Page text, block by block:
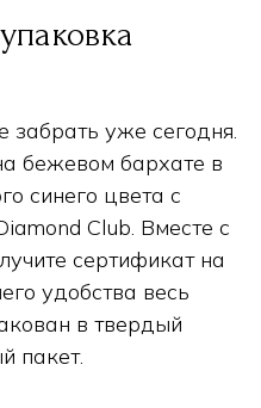
уже сегодня.
бежевом бархате в
синего цвета с
Club. Вместе с
сертификат на
удобства весь
в твердый
пакет.